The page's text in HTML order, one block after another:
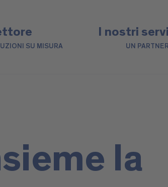
SU MISURA
I nostri
UN
la